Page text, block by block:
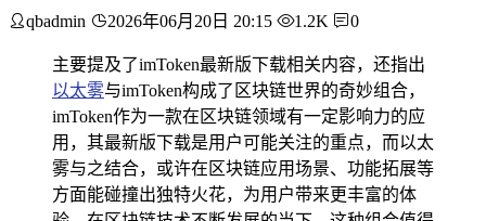
qbadmin 2026年06月20日 20:15 1.2K 0
主要提及了imToken最新版下载相关内容，还指出
以太雾与imToken构成了区块链世界的奇妙组合，
imToken作为一款在区块链领域有一定影响力的应
用，其最新版下载是用户可能关注的重点，而以太
雾与之结合，或许在区块链应用场景、功能拓展等
方面能碰撞出独特火花，为用户带来更丰富的体